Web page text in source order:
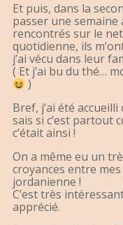
Et puis, dans la
passer une semaine
rencontrés sur le
quotidienne, ils
j’ai vécu dans leur
( Et j’ai bu du thé…
)
Bref, j’ai été accueilli
sais si c’est partout
c’était ainsi !
On a même eu un
croyances entre
jordanienne !
C’est très
apprécié.